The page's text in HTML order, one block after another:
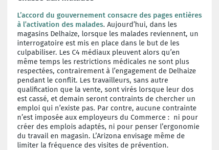
L’accord du gouvernement consacre des pages entières
à l’activation des malades. Aujourd’hui, dans les
magasins Delhaize, lorsque les malades reviennent, un
interrogatoire est mis en place dans le but de les
culpabiliser. Les C4 médiaux pleuvent alors qu’en
même temps les restrictions médicales ne sont plus
respectées, contrairement à l’engagement de Delhaize
pendant le conflit. Les travailleurs, sans autre
qualification que la vente, sont virés lorsque leur dos
est cassé, et demain seront contraints de chercher un
emploi qui n’existe pas. Par contre, aucune contrainte
n’est imposée aux employeurs du Commerce : ni pour
créer des emplois adaptés, ni pour penser l’ergonomie
du travail en magasin. L’Arizona envisage même de
limiter la fréquence des visites de prévention.